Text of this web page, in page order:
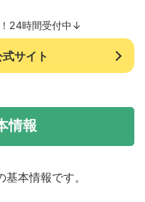
24時間受付中↓
サイト
情報
本情報です。